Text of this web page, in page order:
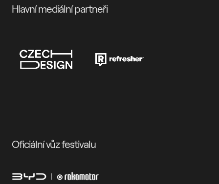
Hlavní mediální partneři
Oficiální vůz festivalu